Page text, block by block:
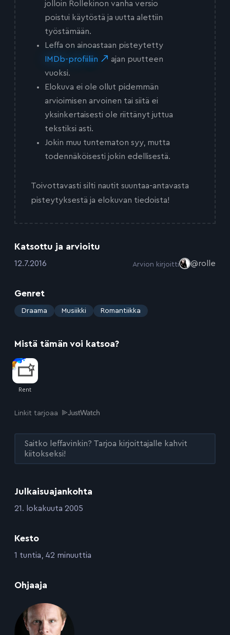
Julkaisuajankohta
:21. lokakuuta 2005
Kesto
:1 tuntia, 42 minuuttia
Ohjaaja
jolloin Rollekinon vanha versio
poistui käytöstä ja uutta alettiin
työstämään.
Leffa on ainoastaan pisteytetty
IMDb-profiiliin
ajan puutteen
vuoksi.
Elokuva ei ole ollut pidemmän
arvioimisen arvoinen tai siitä ei
yksinkertaisesti ole riittänyt juttua
tekstiksi asti.
Jokin muu tuntematon syy, mutta
todennäköisesti jokin edellisestä.
Toivottavasti silti nautit suuntaa-antavasta
pisteytyksestä ja elokuvan tiedoista!
Katsottu ja arvioitu
:12.7.2016 Arvion kirjoitti @rolle
Genret
: Draama Musiikki Romantiikka
Mistä tämän voi katsoa?
Linkit tarjoaa
Saitko leffavinkin? Tarjoa kirjoittajalle kahvit
kiitokseksi!